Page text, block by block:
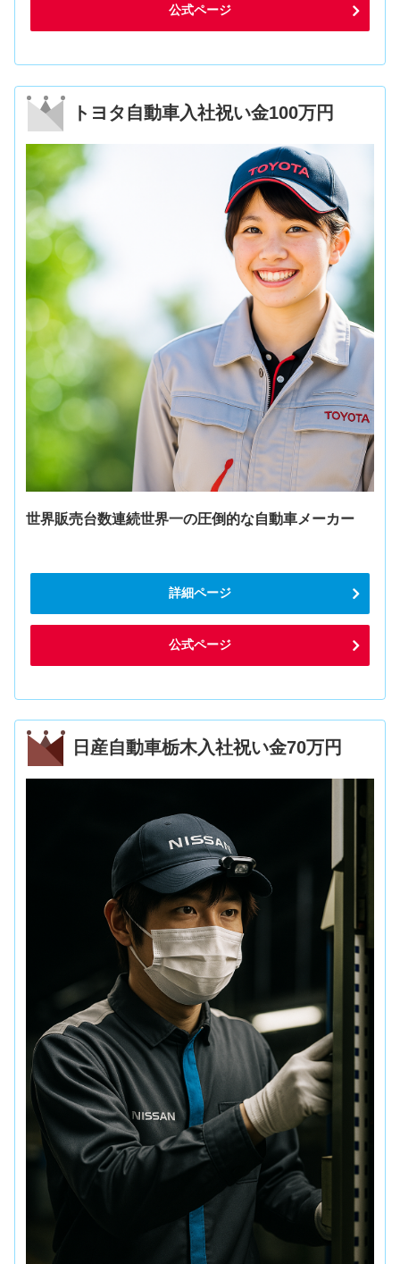
公式ページ
トヨタ自動車入社祝い金100万円
世界販売台数連続世界一の圧倒的な自動車メーカー
詳細ページ
公式ページ
日産自動車栃木入社祝い金70万円